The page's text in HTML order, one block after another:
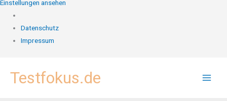
Einstellungen ansehen
Datenschutz
Impressum
InhaltTestfokus.de